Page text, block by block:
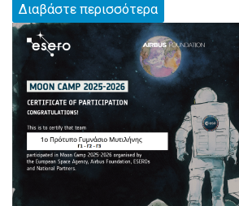
Διαβάστε περισσότερα